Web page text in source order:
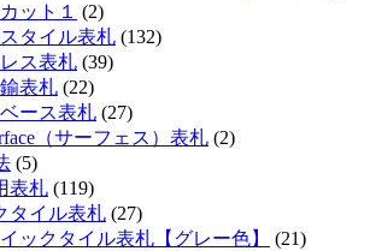
ット１
(2)
タイル表札 (132)
ス表札 (39)
表札 (22)
ース表札 (27)
（サーフェス）表札 (2)
(5)
表札 (119)
タイル表札 (27)
ックタイル表札【グレー色】
(21)